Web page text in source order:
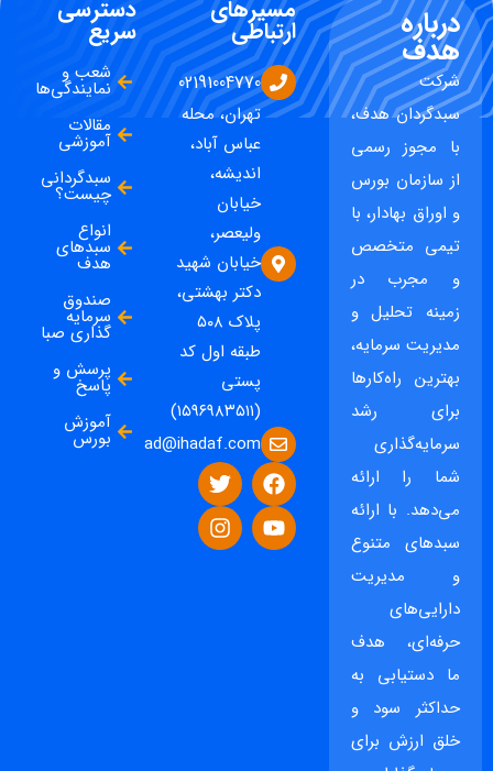
درباره
هدف
شرکت
سبدگردان هدف،
با مجوز رسمی
از سازمان بورس
و اوراق بهادار، با
تیمی متخصص
و مجرب در
زمینه تحلیل و
مدیریت سرمایه،
بهترین راه‌کارها
برای رشد
سرمایه‌گذاری
شما را ارائه
می‌دهد. با ارائه
سبدهای متنوع
و مدیریت
دارایی‌های
حرفه‌ای، هدف
ما دستیابی به
حداکثر سود و
خلق ارزش برای
مسیرهای
ارتباطی
02191004770
تهران، محله
عباس آباد،
اندیشه،
خیابان
ولیعصر،
خیابان شهید
دکتر بهشتی،
پلاک ۵۰۸
طبقه اول کد
پستی
(۱۵۹۶۹۸۳۵۱۱)
ad@ihadaf.com
دسترسی
سریع
شعب و
نمایندگی‌ها
مقالات
آموزشی
سبدگردانی
چیست؟
انواع
سبدهای
هدف
صندوق
سرمایه
گذاری صبا
پرسش و
پاسخ
آموزش
بورس